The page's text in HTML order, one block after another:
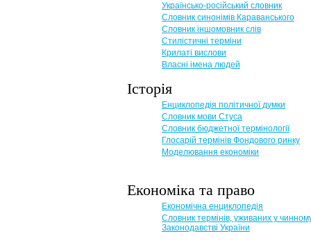
Українсько-російський словник
Словник синонімів Караванського
Словник іншомовник слів
Стилістичні терміни
Крилаті вислови
Власні імена людей
Історія
Енциклопедія політичної думки
Словник мови Стуса
Словник бюджетної термінології
Глосарій термінів Фондового ринку
Моделювання економіки
Економіка та право
Eкономічна енциклопедія
Словник термінів, уживаних у
Законодавстві України